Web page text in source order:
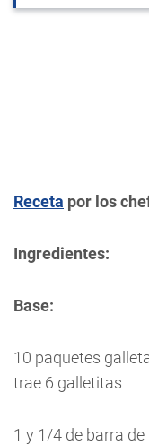
Receta por los
Ingredientes:
Base:
10 paquetes
trae 6 galletitas
1 y 1/4 de barra